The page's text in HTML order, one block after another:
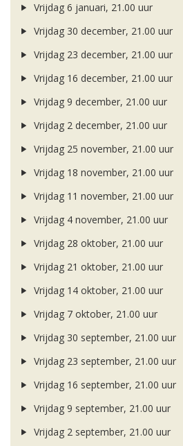
Vrijdag 6 januari, 21.00 uur
Vrijdag 30 december, 21.00 uur
Vrijdag 23 december, 21.00 uur
Vrijdag 16 december, 21.00 uur
Vrijdag 9 december, 21.00 uur
Vrijdag 2 december, 21.00 uur
Vrijdag 25 november, 21.00 uur
Vrijdag 18 november, 21.00 uur
Vrijdag 11 november, 21.00 uur
Vrijdag 4 november, 21.00 uur
Vrijdag 28 oktober, 21.00 uur
Vrijdag 21 oktober, 21.00 uur
Vrijdag 14 oktober, 21.00 uur
Vrijdag 7 oktober, 21.00 uur
Vrijdag 30 september, 21.00 uur
Vrijdag 23 september, 21.00 uur
Vrijdag 16 september, 21.00 uur
Vrijdag 9 september, 21.00 uur
Vrijdag 2 september, 21.00 uur